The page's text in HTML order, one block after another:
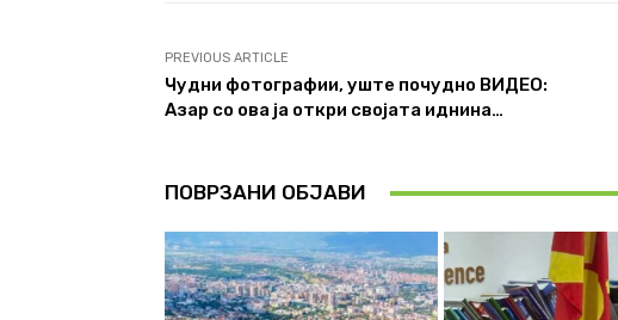
PREVIOUS ARTICLE
Чудни фотографии, уште почудно ВИДЕО:
Азар со ова ја откри својата иднина…
ПОВРЗАНИ ОБЈАВИ